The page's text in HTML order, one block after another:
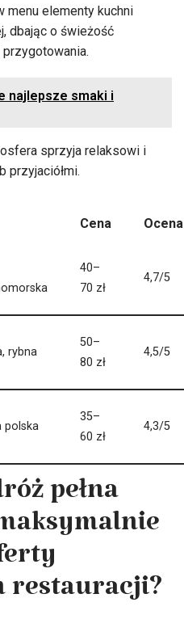
menu elementy kuchni
dbając o świeżość
najlepsze smaki i
sprzyja relaksowi i
przyjaciółmi.
Cena Ocena
40–
70 zł
4,7/5
rybna
50–
80 zł
4,5/5
polska
35–
60 zł
4,3/5
pełna
restauracji?